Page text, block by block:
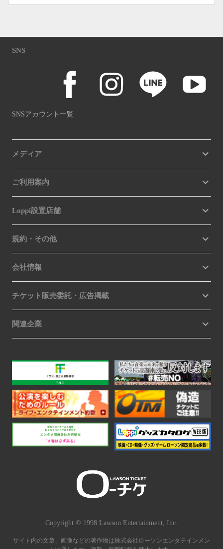
SNS
SNSアカウント一覧
メディア
ご利用案内
Loppi設置店舗
規約・その他
会社情報
チケット販売委託・広告掲載
関連企業
サイト内の文章、画像などの著作物は株式会社ローソンエンタテインメン
Copyright © 1998 Lawson Entertainment, Inc.